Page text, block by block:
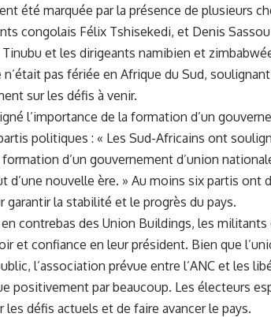
été marquée par la présence de plusieurs
congolais Félix Tshisekedi, et Denis
et les dirigeants namibien et
n’était pas fériée en Afrique du Sud,
sur les défis à venir.
l’importance de la formation d’un
politiques : « Les Sud-Africains ont
d’un gouvernement d’union
d’une nouvelle ère. » Au moins six partis ont
garantir la stabilité et le progrès du pays.
contrebas des Union Buildings, les militants
et confiance en leur président. Bien que
l’association prévue entre l’ANC et les
positivement par beaucoup. Les électeurs
défis actuels et de faire avancer le pays.